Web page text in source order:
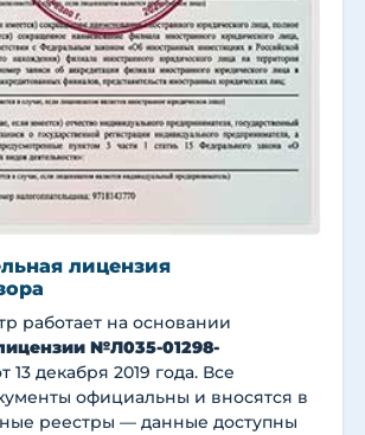
лицензия
работает на основании
№Л035-01298-
13 декабря 2019 года. Все
официальны и вносятся в
реестры — данные доступны